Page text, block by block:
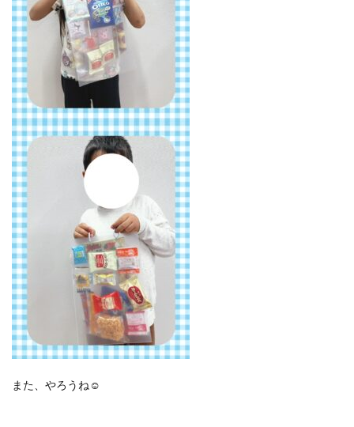
また、やろうね☺